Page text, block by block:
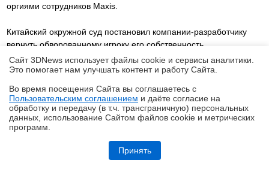
Обзор игрового Tandem WOLED-монитора ASUS ROG Strix OLED
XG27AQWMG: запланированный апгрейд
оргиями сотрудников Maxis.
Китайский окружной суд постановил компании-разработчику
вернуть обворованному игроку его собственность,
представленную в виде биохимических вооружений, которые
были похищенные неизвестным хакером.
года и 10,000 юаней (~$1,210) на оплату популярной
многопользовательской игры “Hongyue” или “Red Moon”,
прежде чем его оружие было похищено в феврале этого года.
Разработчики из Beijing Arctic Ice Technology Development Co
Ltd., нашли виновника, вернули несчастному оружие и
выплатили компенсацию в 10,000 юаней. Этот Ли Хогчен
Сайт 3DNews использует файлы cookie и сервисы аналитики.
Это помогает нам улучшать контент и работу Cайта.
Во время посещения Cайта вы соглашаетесь с
Пользовательским соглашением и даёте согласие на
обработку и передачу (в т.ч. трансграничную) персональных
данных, использование Cайтом файлов cookie и метрических
программ.
Принять